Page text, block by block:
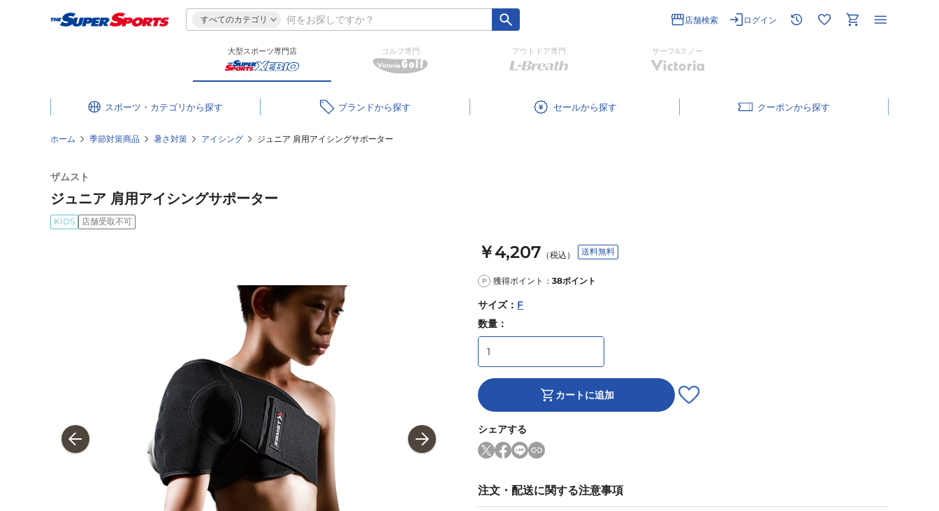
すべてのカテゴリ 店舗検索 ログイン
大型スポーツ専門店 ゴルフ専門 アウトドア専門 サーフ&スノー
スポーツ・カテゴリ ブランド セール クーポン
ホーム 季節対策商品 暑さ対策 アイシング ジュニア 肩用アイシングサポーター
ザムスト
ジュニア 肩用アイシングサポーター
KIDS 店舗受取不可
￥4,207 （税込） 送料無料
P 獲得ポイント： 38ポイント
サイズ： F
数量：
カートに追加
シェアする
注文・配送に関する注意事項